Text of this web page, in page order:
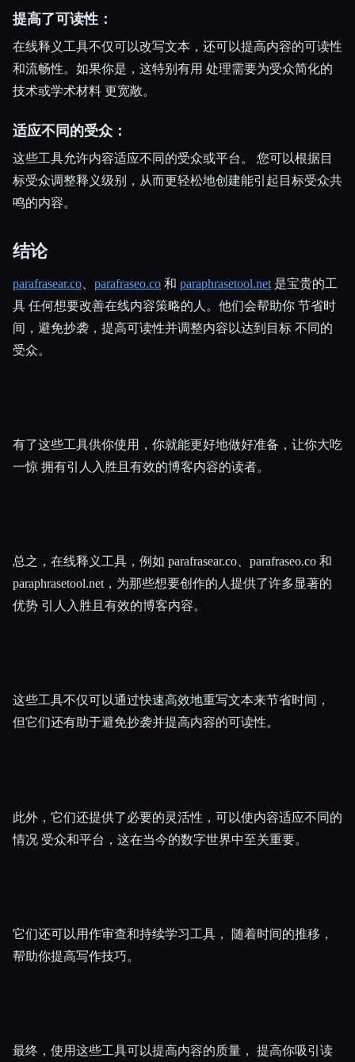
提高了可读性：
在线释义工具不仅可以改写文本，还可以提高内容的可读性
和流畅性。如果你是，这特别有用 处理需要为受众简化的
技术或学术材料 更宽敞。
适应不同的受众：
这些工具允许内容适应不同的受众或平台。 您可以根据目
标受众调整释义级别，从而更轻松地创建能引起目标受众共
鸣的内容。
结论
parafrasear.co parafraseo.co 和 paraphrasetool.net 是宝贵的工
具 任何想要改善在线内容策略的人。他们会帮助你 节省时
间，避免抄袭，提高可读性并调整内容以达到目标 不同的
受众。
有了这些工具供你使用，你就能更好地做好准备，让你大吃
一惊 拥有引人入胜且有效的博客内容的读者。
总之，在线释义工具，例如 parafrasear.co、parafraseo.co 和
paraphrasetool.net，为那些想要创作的人提供了许多显著的
优势 引人入胜且有效的博客内容。
这些工具不仅可以通过快速高效地重写文本来节省时间，
但它们还有助于避免抄袭并提高内容的可读性。
此外，它们还提供了必要的灵活性，可以使内容适应不同的
情况 受众和平台，这在当今的数字世界中至关重要。
它们还可以用作审查和持续学习工具， 随着时间的推移，
帮助你提高写作技巧。
最终，使用这些工具可以提高内容的质量， 提高你吸引读